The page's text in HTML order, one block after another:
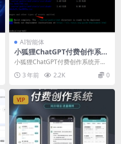
AI智能体
小狐狸ChatGPT付费创作系统
开源版二开教程（二） super
超管后台修改及打包教程
小狐狸ChatGPT付费创作系统开源
版二开教程（一） web样式图标修
改及打包教程 超管后台感觉没什么
好改的，目前已经完全满足，可针
对一些样式和图标什么简易修改或
者深入二开，本篇主要还是讲解修
改后如何把项目打包替换目前使用
的版本，环境使用n
3 年前 2.2K 0
VIP